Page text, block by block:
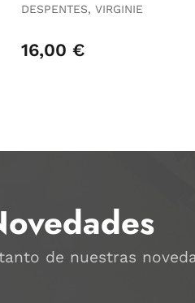
DESPENTES, VIRGINIE
16,00 €
de nuestras